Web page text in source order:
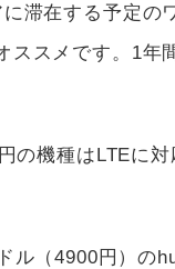
滞在する予定の
ススメです。1年
の機種はLTEに
ル（4900円）の